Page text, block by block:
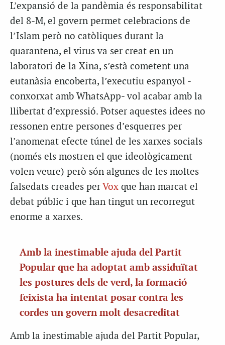
L’expansió de la pandèmia és responsabilitat
del 8-M, el govern permet celebracions de
l’Islam però no catòliques durant la
quarantena, el virus va ser creat en un
laboratori de la Xina, s’està cometent una
eutanàsia encoberta, l’executiu espanyol -
conxorxat amb WhatsApp- vol acabar amb la
llibertat d’expressió. Potser aquestes idees no
ressonen entre persones d’esquerres per
l’anomenat efecte túnel de les xarxes socials
(només els mostren el que ideològicament
volen veure) però són algunes de les moltes
falsedats creades perVox que han marcat el
debat públic i que han tingut un recorregut
enorme a xarxes.
Amb la inestimable ajuda del Partit
Popular que ha adoptat amb assiduïtat
les postures dels de verd, la formació
feixista ha intentat posar contra les
cordes un govern molt desacreditat
Amb la inestimable ajuda del Partit Popular,